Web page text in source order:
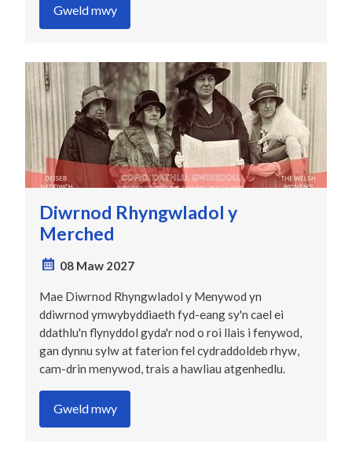
Gweld mwy
Diwrnod Rhyngwladol y
Merched
08 Maw 2027
Mae Diwrnod Rhyngwladol y Menywod yn
ddiwrnod ymwybyddiaeth fyd-eang sy'n cael ei
ddathlu'n flynyddol gyda'r nod o roi llais i fenywod,
gan dynnu sylw at faterion fel cydraddoldeb rhyw,
cam-drin menywod, trais a hawliau atgenhedlu.
Gweld mwy